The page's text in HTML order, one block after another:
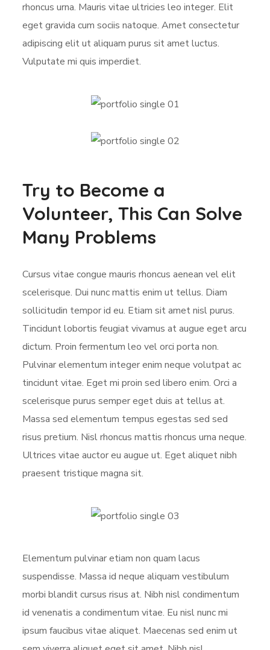
rhoncus urna. Mauris vitae ultricies leo integer. Elit
eget gravida cum sociis natoque. Amet consectetur
adipiscing elit ut aliquam purus sit amet luctus.
Vulputate mi quis imperdiet.
Try to Become a
Volunteer, This Can Solve
Many Problems
Cursus vitae congue mauris rhoncus aenean vel elit
scelerisque. Dui nunc mattis enim ut tellus. Diam
sollicitudin tempor id eu. Etiam sit amet nisl purus.
Tincidunt lobortis feugiat vivamus at augue eget arcu
dictum. Proin fermentum leo vel orci porta non.
Pulvinar elementum integer enim neque volutpat ac
tincidunt vitae. Eget mi proin sed libero enim. Orci a
scelerisque purus semper eget duis at tellus at.
Massa sed elementum tempus egestas sed sed
risus pretium. Nisl rhoncus mattis rhoncus urna neque.
Ultrices vitae auctor eu augue ut. Eget aliquet nibh
praesent tristique magna sit.
Elementum pulvinar etiam non quam lacus
suspendisse. Massa id neque aliquam vestibulum
morbi blandit cursus risus at. Nibh nisl condimentum
id venenatis a condimentum vitae. Eu nisl nunc mi
ipsum faucibus vitae aliquet. Maecenas sed enim ut